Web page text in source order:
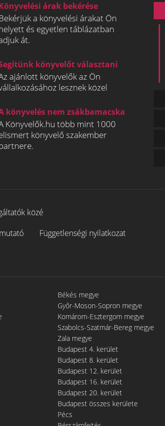
árak bekérése
a könyvelési árakat Ön
és egyetlen táblázatban
át.
könyvelőt választani
ajánlott könyvelők az Ön
lesznek közel
könyvelés nem zsákbamacska
Könyvelők.hu több mint 1000
könyvelő szakember
közé
Függetlenségi nyilatkozat
Békés megye
Győr-Moson-Sopron megye
Komárom-Esztergom megye
Szabolcs-Szatmár-Bereg megye
Zala megye
Budapest 4. kerület
Budapest 8. kerület
Budapest 12. kerület
Budapest 16. kerület
Budapest 20. kerület
Budapest összes kerülete
Pécs